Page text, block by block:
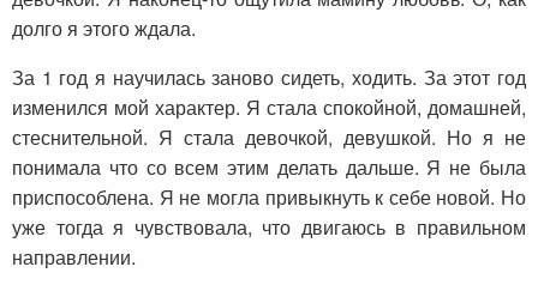
долго я этого ждала.
За 1 год я научилась заново сидеть, ходить. За этот год
изменился мой характер. Я стала спокойной, домашней,
стеснительной. Я стала девочкой, девушкой. Но я не
понимала что со всем этим делать дальше. Я не была
приспособлена. Я не могла привыкнуть к себе новой. Но
уже тогда я чувствовала, что двигаюсь в правильном
направлении.